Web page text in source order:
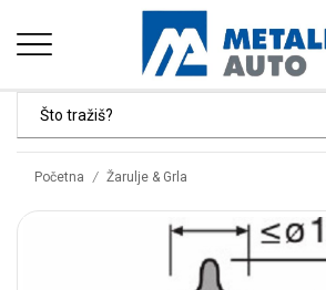
Početna / Žarulje & Grla